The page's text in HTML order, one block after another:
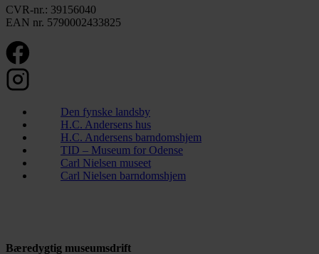
CVR-nr.: 39156040
EAN nr. 5790002433825
Den fynske landsby
H.C. Andersens hus
H.C. Andersens barndomshjem
TID – Museum for Odense
Carl Nielsen museet
Carl Nielsen barndomshjem
Bæredygtig museumsdrift